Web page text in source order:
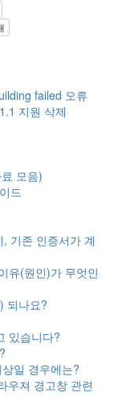
failed 오류
지원 삭제
모음)
드
기존 인증서가 계
유(원인)가 무엇인
되나요?
있습니다?
일 경우에는?
우져 경고창 관련